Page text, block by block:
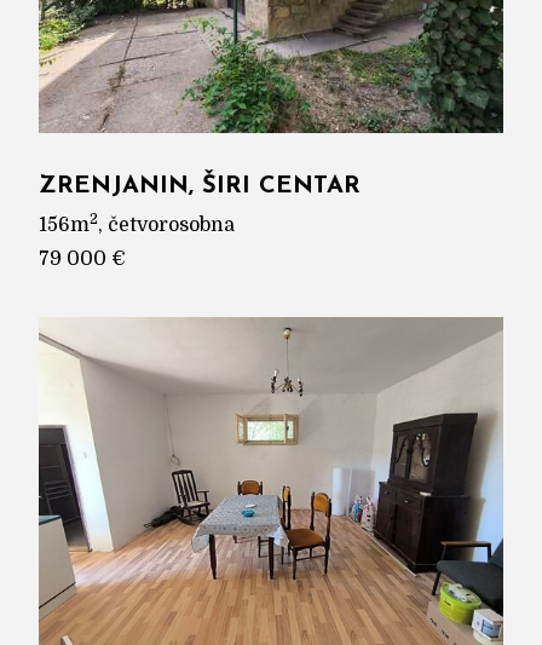
ZRENJANIN, ŠIRI CENTAR
156m2, četvorosobna
79 000 €